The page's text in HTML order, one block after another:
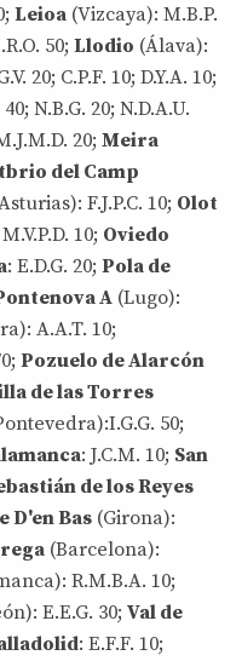
Leioa (Vizcaya): M.B.P.
50; Llodio (Álava):
20; C.P.F. 10; D.Y.A. 10;
N.B.G. 20; N.D.A.U.
20; Meira
del Camp
F.J.P.C. 10; Olot
10; Oviedo
: E.D.G. 20; Pola de
A (Lugo):
A.A.T. 10;
Pozuelo de Alarcón
de las Torres
50;
: J.C.M. 10; San
de los Reyes
D'en Bas (Girona):
(Barcelona):
R.M.B.A. 10;
E.E.G. 30; Val de
: E.F.F. 10;